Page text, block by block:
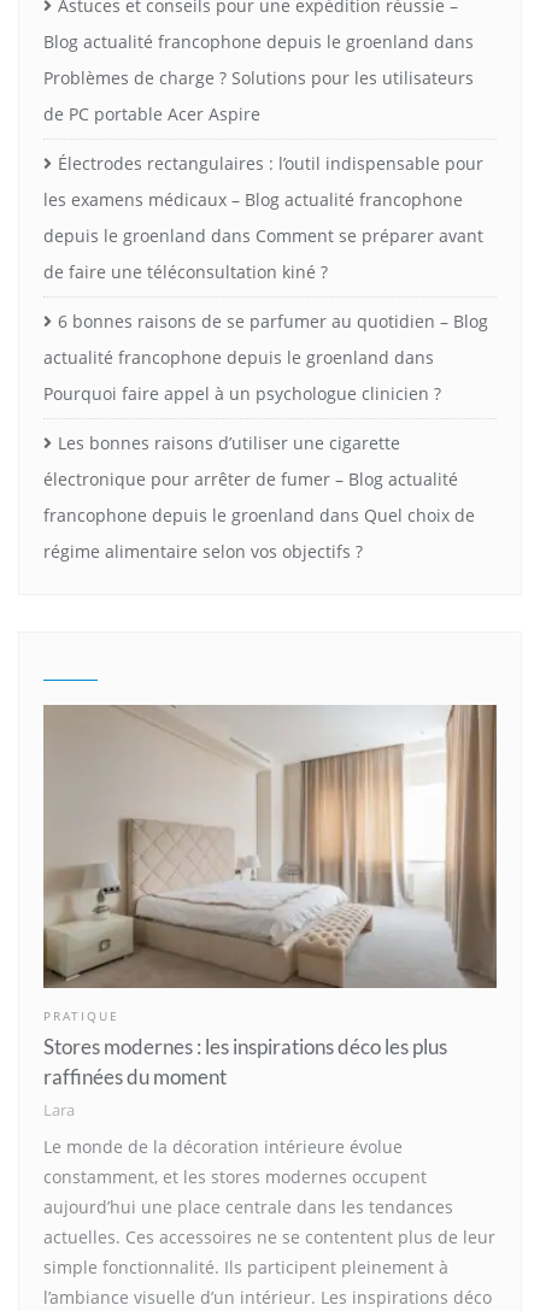
Astuces et conseils pour une expédition réussie –
Blog actualité francophone depuis le groenland dans
Problèmes de charge ? Solutions pour les utilisateurs
de PC portable Acer Aspire
Électrodes rectangulaires : l’outil indispensable pour
les examens médicaux – Blog actualité francophone
depuis le groenland dans Comment se préparer avant
de faire une téléconsultation kiné ?
6 bonnes raisons de se parfumer au quotidien – Blog
actualité francophone depuis le groenland dans
Pourquoi faire appel à un psychologue clinicien ?
Les bonnes raisons d’utiliser une cigarette
électronique pour arrêter de fumer – Blog actualité
francophone depuis le groenland dans Quel choix de
régime alimentaire selon vos objectifs ?
PRATIQUE
Stores modernes : les inspirations déco les plus
raffinées du moment
Lara
Le monde de la décoration intérieure évolue
constamment, et les stores modernes occupent
aujourd’hui une place centrale dans les tendances
actuelles. Ces accessoires ne se contentent plus de leur
simple fonctionnalité. Ils participent pleinement à
l’ambiance visuelle d’un intérieur. Les inspirations déco